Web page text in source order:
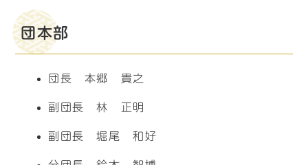
団本部
団長 本郷 貴之
副団長 林 正明
副団長 堀尾 和好